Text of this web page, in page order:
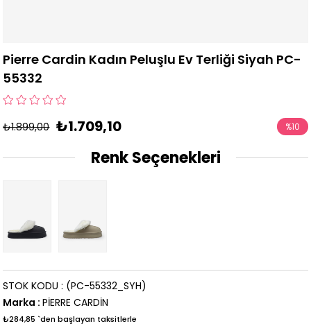
Pierre Cardin Kadın Peluşlu Ev Terliği Siyah PC-
55332
₺1.899,00 ₺1.709,10 %10
Renk Seçenekleri
(PC-55332_SYH)
STOK KODU
Marka : PİERRE CARDİN
₺284,85 `den başlayan taksitlerle